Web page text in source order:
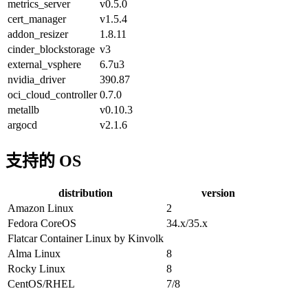
metrics_server
v0.5.0
cert_manager
v1.5.4
addon_resizer
1.8.11
cinder_blockstorage v3
external_vsphere
6.7u3
nvidia_driver
390.87
oci_cloud_controller 0.7.0
metallb
v0.10.3
argocd
v2.1.6
支持的 OS
distribution
version
Amazon Linux
2
Fedora CoreOS
34.x/35.x
Flatcar Container Linux by Kinvolk
Alma Linux
8
Rocky Linux
8
CentOS/RHEL
7/8